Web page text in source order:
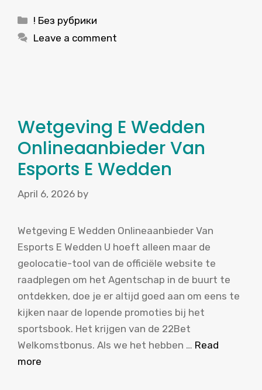
Categories
! Без рубрики
Leave a comment
Wetgeving E Wedden
Onlineaanbieder Van
Esports E Wedden
April 6, 2026 by
Wetgeving E Wedden Onlineaanbieder Van
Esports E Wedden U hoeft alleen maar de
geolocatie-tool van de officiële website te
raadplegen om het Agentschap in de buurt te
ontdekken, doe je er altijd goed aan om eens te
kijken naar de lopende promoties bij het
sportsbook. Het krijgen van de 22Bet
Welkomstbonus. Als we het hebben … Read
more